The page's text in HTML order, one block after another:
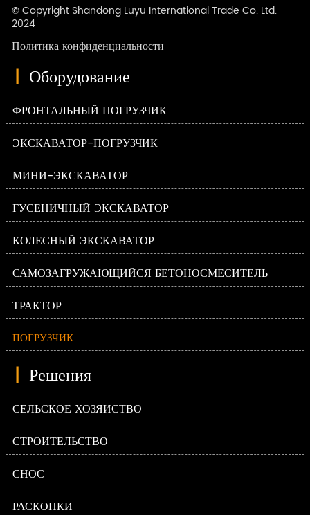
© Copyright Shandong Luyu International Trade Co. Ltd.
2024
Политика конфиденциальности
| Оборудование
ФРОНТАЛЬНЫЙ ПОГРУЗЧИК
ЭКСКАВАТОР-ПОГРУЗЧИК
МИНИ-ЭКСКАВАТОР
ГУСЕНИЧНЫЙ ЭКСКАВАТОР
КОЛЕСНЫЙ ЭКСКАВАТОР
САМОЗАГРУЖАЮЩИЙСЯ БЕТОНОСМЕСИТЕЛЬ
ТРАКТОР
ПОГРУЗЧИК
| Решения
СЕЛЬСКОЕ ХОЗЯЙСТВО
СТРОИТЕЛЬСТВО
СНОС
РАСКОПКИ